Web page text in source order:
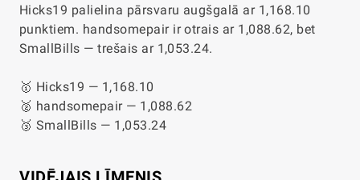
Hicks19 palielina pārsvaru augšgalā ar 1,168.10
punktiem. handsomepair ir otrais ar 1,088.62, bet
SmallBills — trešais ar 1,053.24.
🥇 Hicks19 — 1,168.10
🥈 handsomepair — 1,088.62
🥉 SmallBills — 1,053.24